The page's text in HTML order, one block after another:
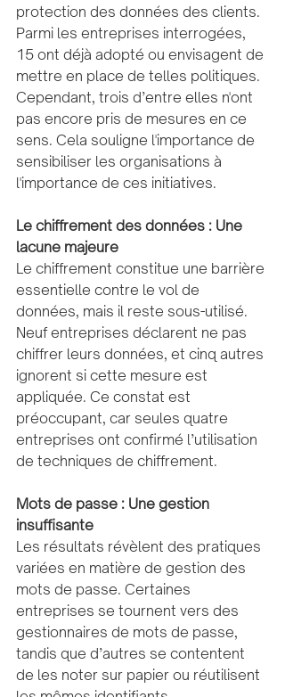
protection des données des clients.
Parmi les entreprises interrogées,
15 ont déjà adopté ou envisagent de
mettre en place de telles politiques.
Cependant, trois d’entre elles n'ont
pas encore pris de mesures en ce
sens. Cela souligne l'importance de
sensibiliser les organisations à
l'importance de ces initiatives.
Le chiffrement des données : Une
lacune majeure
Le chiffrement constitue une barrière
essentielle contre le vol de
données, mais il reste sous-utilisé.
Neuf entreprises déclarent ne pas
chiffrer leurs données, et cinq autres
ignorent si cette mesure est
appliquée. Ce constat est
préoccupant, car seules quatre
entreprises ont confirmé l’utilisation
de techniques de chiffrement.
Mots de passe : Une gestion
insuffisante
Les résultats révèlent des pratiques
variées en matière de gestion des
mots de passe. Certaines
entreprises se tournent vers des
gestionnaires de mots de passe,
tandis que d’autres se contentent
de les noter sur papier ou réutilisent